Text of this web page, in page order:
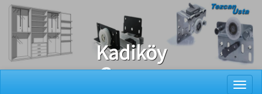
Ray Dolap Tamiri
Kadiköy
Gaysan